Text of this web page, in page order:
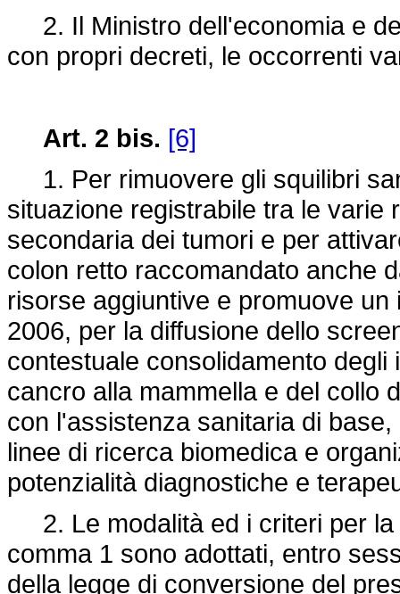
2. Il Ministro dell'economia e
con propri decreti, le occorrenti
Art. 2 bis. [6]
1. Per rimuovere gli squilibri
situazione registrabile tra le varie
secondaria dei tumori e per
colon retto raccomandato anche
risorse aggiuntive e promuove
2006, per la diffusione dello
contestuale consolidamento
cancro alla mammella e del collo
con l'assistenza sanitaria di
linee di ricerca biomedica e
potenzialità diagnostiche e
2. Le modalità ed i criteri per la
comma 1 sono adottati, entro
della legge di conversione del